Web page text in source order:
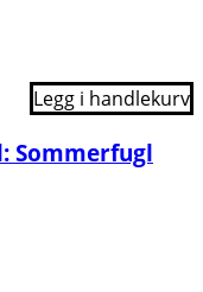
Legg i handlekurv
Sommerfugl